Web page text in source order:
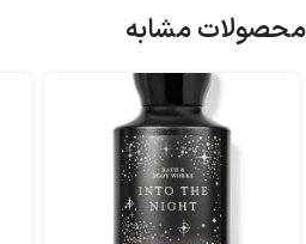
محصولات مشابه